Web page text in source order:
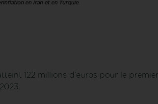
122 millions d’euros pour le